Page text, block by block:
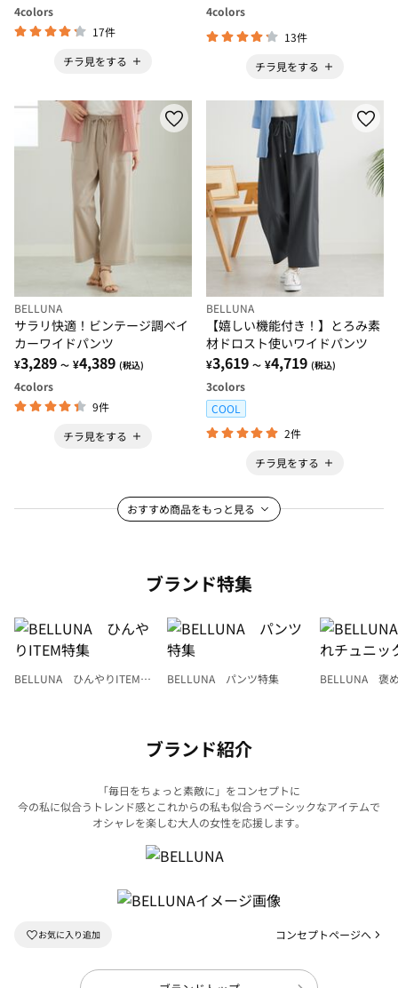
4colors
17件
チラ見をする
4colors
13件
チラ見をする
BELLUNA
サラリ快適！ビンテージ調ベイ
カーワイドパンツ
¥3,289 ～ ¥4,389 (税込)
4colors
9件
チラ見をする
BELLUNA
【嬉しい機能付き！】とろみ素
材ドロスト使いワイドパンツ
¥3,619 ～ ¥4,719 (税込)
3colors
COOL
2件
チラ見をする
おすすめ商品をもっと見る
ブランド特集
BELLUNA ひんやりITEM特
BELLUNA パンツ特集
BELLUNA 褒
ブランド紹介
「毎日をちょっと素敵に」をコンセプトに
今の私に似合うトレンド感とこれからの私も似合うベーシックなアイテムで
オシャレを楽しむ大人の女性を応援します。
コンセプトページへ